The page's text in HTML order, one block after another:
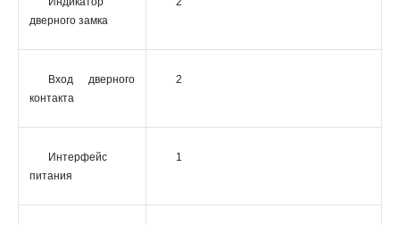
дверного замка
Вход дверного
контакта
2
Интерфейс
питания
1